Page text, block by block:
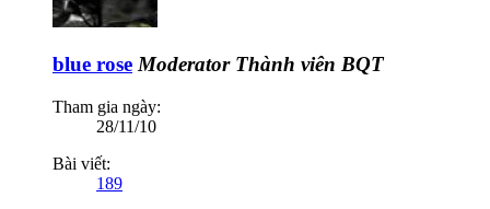
blue rose Moderator Thành viên BQT
Tham gia ngày:
28/11/10
Bài viết:
189